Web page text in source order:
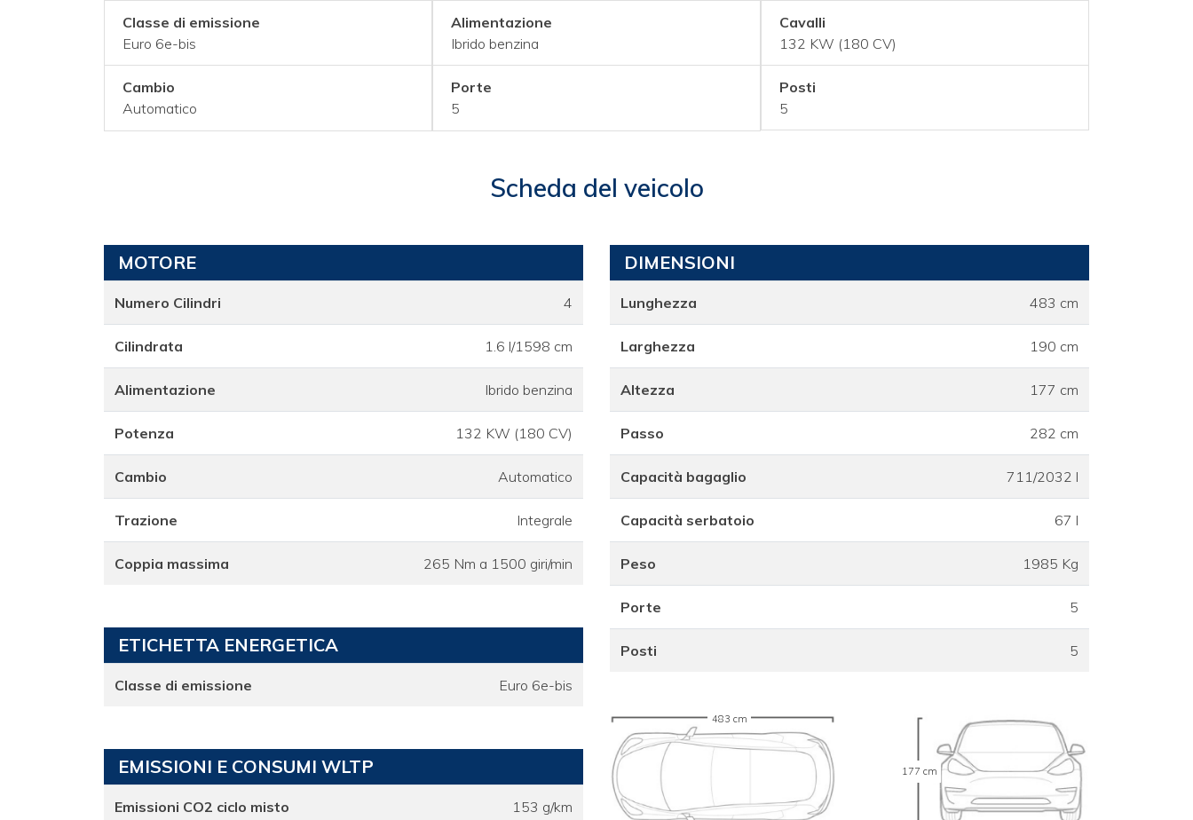
Classe di emissione
Euro 6e-bis
Alimentazione
Ibrido benzina
Cavalli
132 KW (180 CV)
Cambio
Automatico
Porte
5
Posti
5
Scheda del veicolo
MOTORE
Numero Cilindri 4
Cilindrata 1.6 l/1598 cm
Alimentazione Ibrido benzina
Potenza 132 KW (180 CV)
Cambio Automatico
Trazione Integrale
Coppia massima 265 Nm a 1500 giri/min
ETICHETTA ENERGETICA
Classe di emissione Euro 6e-bis
EMISSIONI E CONSUMI WLTP
Emissioni CO2 ciclo misto 153 g/km
DIMENSIONI
Lunghezza 483 cm
Larghezza 190 cm
Altezza 177 cm
Passo 282 cm
Capacità bagaglio 711/2032 l
Capacità serbatoio 67 l
Peso 1985 Kg
Porte 5
Posti 5
483 cm
177 cm